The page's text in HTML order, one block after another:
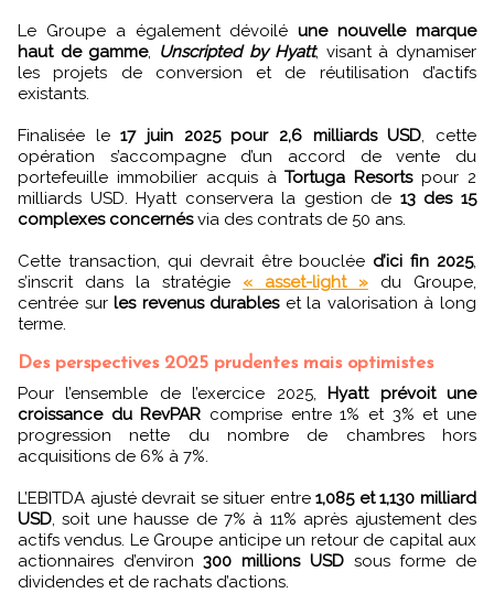
Le Groupe a également dévoiléune nouvelle marque
haut de gamme, Unscripted by Hyatt, visant à dynamiser
les projets de conversion et de réutilisation d’actifs
existants.
Finalisée le17 juin 2025 pour 2,6 milliards USD, cette
opération s’accompagne d’un accord de vente du
portefeuille immobilier acquis àTortuga Resortspour 2
milliards USD. Hyatt conservera la gestion de 13 des 15
complexes concernésvia des contrats de 50 ans.
Cette transaction, qui devrait être bouclée d’ici fin 2025,
s’inscrit dans la stratégie « asset-light » du Groupe,
centrée surles revenus durableset la valorisation à long
terme.
Des perspectives 2025 prudentes mais optimistes
Pour l’ensemble de l’exercice 2025, Hyatt prévoit une
croissance du RevPAR comprise entre 1% et 3% et une
progression nette du nombre de chambres hors
acquisitions de 6% à 7%.
L’EBITDA ajusté devrait se situer entre1,085 et 1,130 milliard
USD, soit une hausse de 7% à 11% après ajustement des
actifs vendus. Le Groupe anticipe un retour de capital aux
actionnaires d’environ300 millions USDsous forme de
dividendes et de rachats d’actions.